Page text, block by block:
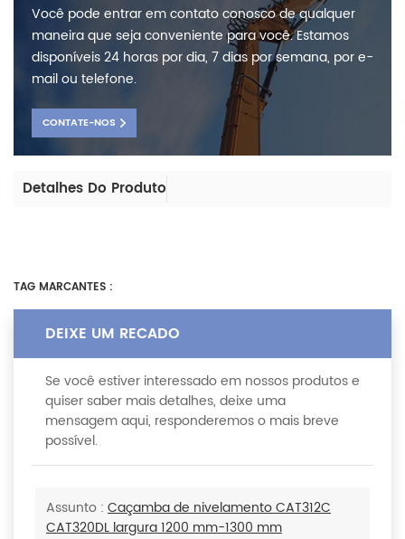
Você pode entrar em contato conosco de qualquer
maneira que seja conveniente para você. Estamos
disponíveis 24 horas por dia, 7 dias por semana, por e-
mail ou telefone.
CONTATE-NOS
Detalhes Do Produto
TAG MARCANTES :
DEIXE UM RECADO
Se você estiver interessado em nossos produtos e
quiser saber mais detalhes, deixe uma
mensagem aqui, responderemos o mais breve
possível.
Assunto : Caçamba de nivelamento CAT312C
CAT320DL largura 1200 mm-1300 mm